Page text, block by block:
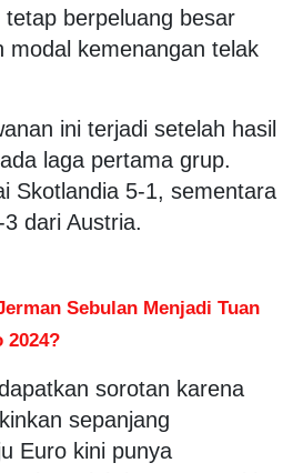
berpeluang besar
modal kemenangan telak
ini terjadi setelah hasil
laga pertama grup.
Skotlandia 5-1, sementara
dari Austria.
Sebulan Menjadi Tuan
2024?
sorotan karena
sepanjang
Euro kini punya